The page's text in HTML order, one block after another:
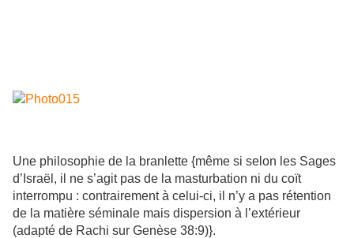
Une philosophie de la branlette {même si selon les Sages
d’Israël, il ne s’agit pas de la masturbation ni du coït
interrompu : contrairement à celui-ci, il n’y a pas rétention
de la matière séminale mais dispersion à l’extérieur
(adapté de Rachi sur Genèse 38:9)}.